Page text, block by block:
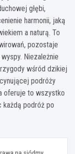
głębi,
harmonii, jaką
a naturą. To
pozostaje
Niezależnie
wśród dzikiej
podróży
oferuje to wszystko
każdą podróż po